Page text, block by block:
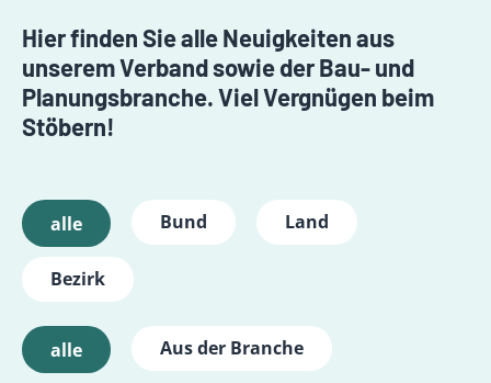
Hier finden Sie alle Neuigkeiten aus
unserem Verband sowie der Bau- und
Planungsbranche. Viel Vergnügen beim
Stöbern!
alle Bund Land
Bezirk
alle Aus der Branche